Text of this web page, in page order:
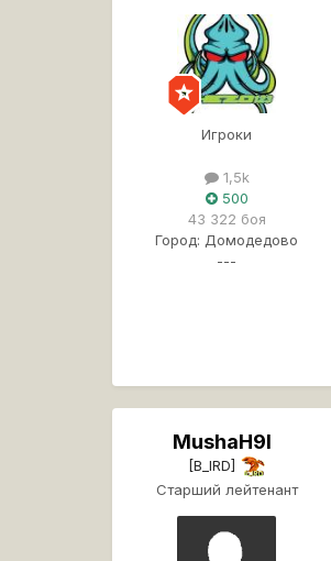
Игроки
1,5k
500
43 322 боя
Город: Домодедово
---
MushaH9l
[B_IRD]
Старший лейтенант